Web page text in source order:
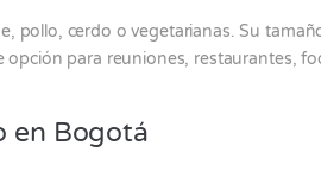
pollo, cerdo o vegetarianas. Su
para reuniones, restaurantes,
en Bogotá